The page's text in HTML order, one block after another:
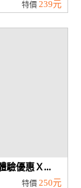
特價 239元
驗優惠Ｘ...
特價 250元